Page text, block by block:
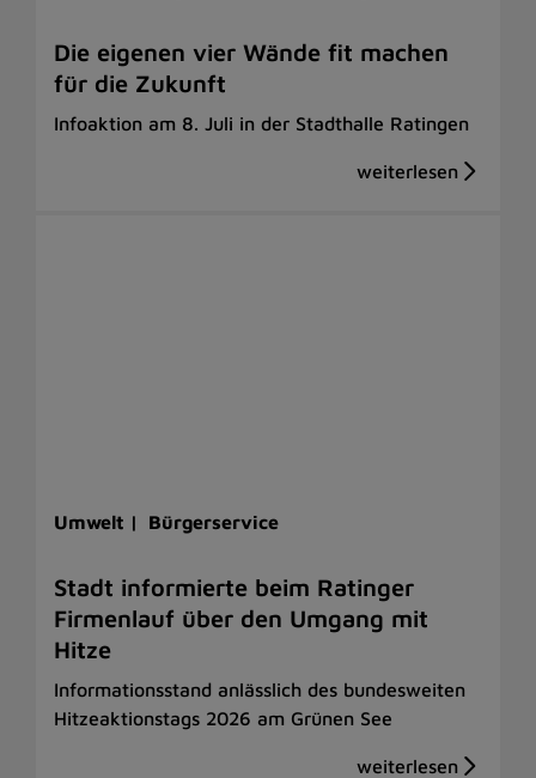
Die eigenen vier Wände fit machen
für die Zukunft
Infoaktion am 8. Juli in der Stadthalle Ratingen
Umwelt | Bürgerservice
Stadt informierte beim Ratinger
Firmenlauf über den Umgang mit
Hitze
Informationsstand anlässlich des bundesweiten
Hitzeaktionstags 2026 am Grünen See